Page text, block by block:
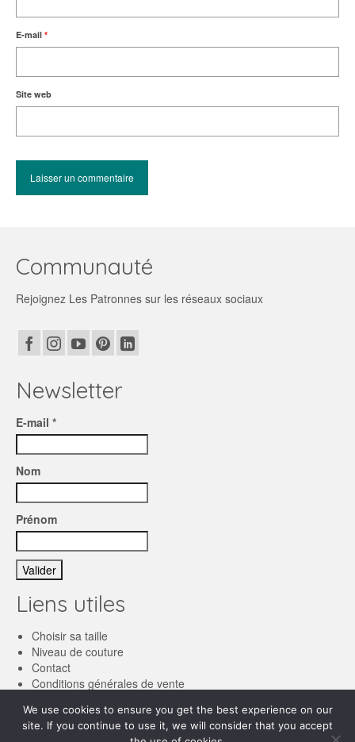
E-mail *
Site web
Communauté
Rejoignez Les Patronnes sur les réseaux sociaux
Newsletter
E-mail *
Nom
Prénom
Liens utiles
Choisir sa taille
Niveau de couture
Contact
Conditions générales de vente
We use cookies to ensure you get the best experience on our
site. If you continue to use it, we will consider that you accept